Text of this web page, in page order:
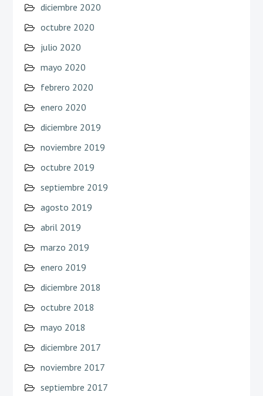
diciembre 2020
octubre 2020
julio 2020
mayo 2020
febrero 2020
enero 2020
diciembre 2019
noviembre 2019
octubre 2019
septiembre 2019
agosto 2019
abril 2019
marzo 2019
enero 2019
diciembre 2018
octubre 2018
mayo 2018
diciembre 2017
noviembre 2017
septiembre 2017